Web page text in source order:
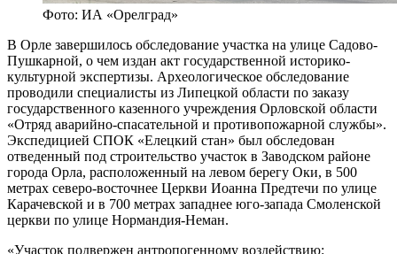
Фото: ИА «Орелград»
В Орле завершилось обследование участка на улице Садово-
Пушкарной, о чем издан акт государственной историко-
культурной экспертизы. Археологическое обследование
проводили специалисты из Липецкой области по заказу
государственного казенного учреждения Орловской области
«Отряд аварийно-спасательной и противопожарной службы».
Экспедицией СПОК «Елецкий стан» был обследован
отведенный под строительство участок в Заводском районе
города Орла, расположенный на левом берегу Оки, в 500
метрах северо-восточнее Церкви Иоанна Предтечи по улице
Карачевской и в 700 метрах западнее юго-запада Смоленской
церкви по улице Нормандия-Неман.
«Участок подвержен антропогенному воздействию: